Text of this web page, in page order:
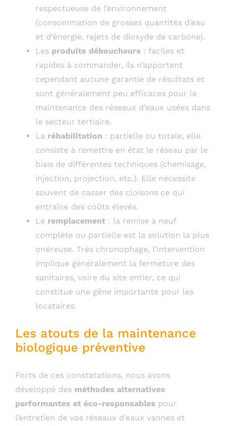
respectueuse de l’environnement
(consommation de grosses quantités d’eau
et d’énergie, rejets de dioxyde de carbone).
Les produits déboucheurs : faciles et
rapides à commander, ils n’apportent
cependant aucune garantie de résultats et
sont généralement peu efficaces pour la
maintenance des réseaux d’eaux usées dans
le secteur tertiaire.
La réhabilitation : partielle ou totale, elle
consiste à remettre en état le réseau par le
biais de différentes techniques (chemisage,
injection, projection, etc.). Elle nécessite
souvent de casser des cloisons ce qui
entraîne des coûts élevés.
Le remplacement : la remise à neuf
complète ou partielle est la solution la plus
onéreuse. Très chronophage, l’intervention
implique généralement la fermeture des
sanitaires, voire du site entier, ce qui
constitue une gêne importante pour les
locataires.
Les atouts de la maintenance
biologique préventive
Forts de ces constatations, nous avons
développé des méthodes alternatives
performantes et éco-responsables pour
l’entretien de vos réseaux d’eaux vannes et